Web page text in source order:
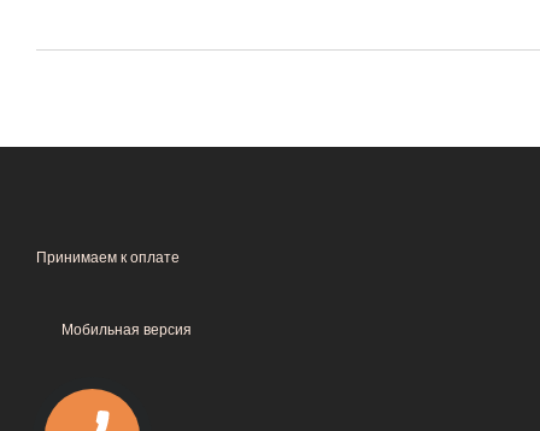
Принимаем к оплате
Мобильная версия